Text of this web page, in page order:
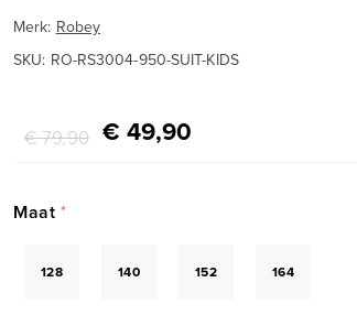
Merk: Robey
SKU: RO-RS3004-950-SUIT-KIDS
€ 79,90 € 49,90
Maat *
128 140 152 164